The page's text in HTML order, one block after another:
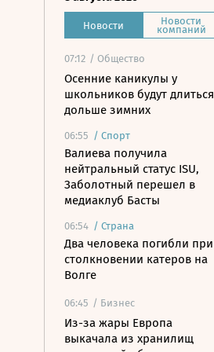
Новости Новости
компаний
07:12 / Общество
Осенние каникулы у
школьников будут длиться
дольше зимних
06:55 / Спорт
Валиева получила
нейтральный статус ISU,
Заболотный перешел в
медиаклуб Басты
06:54 / Страна
Два человека погибли при
столкновении катеров на
Волге
06:45 / Бизнес
Из-за жары Европа
выкачала из хранилищ